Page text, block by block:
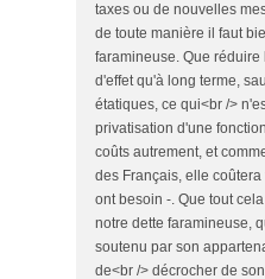
taxes ou de nouvelles
de toute manière il faut
faramineuse. Que
d'effet qu'à long terme,
étatiques, ce qui<br />
privatisation d'une
coûts autrement, et
des Français, elle
ont besoin -. Que tout
notre dette faramineuse,
soutenu par son
de<br /> décrocher de